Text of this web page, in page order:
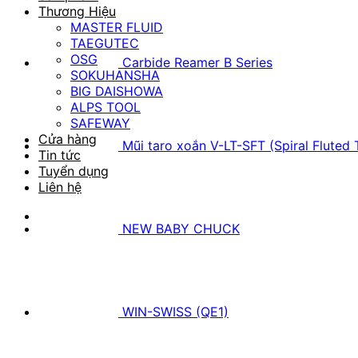
Thương Hiệu
MASTER FLUID
TAEGUTEC
OSG
SOKUHANSHA
BIG DAISHOWA
ALPS TOOL
SAFEWAY
Cửa hàng
Tin tức
Tuyển dụng
Liên hệ
Carbide Reamer B Series
Mũi taro xoắn V-LT-SFT (Spiral Fluted
NEW BABY CHUCK
WIN-SWISS (QE1)